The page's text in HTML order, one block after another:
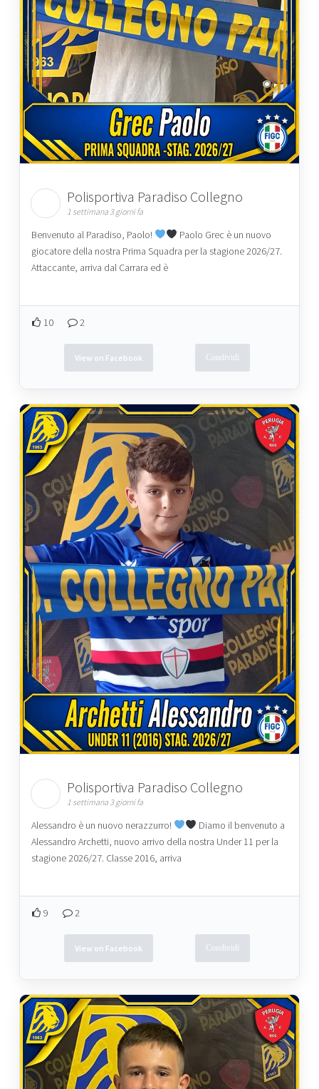
Polisportiva Paradiso Collegno
1 settimana 3 giorni fa
Benvenuto al Paradiso, Paolo!
Paolo Grec è un nuovo
giocatore della nostra Prima Squadra per la stagione 2026/27.
Attaccante, arriva dal Carrara ed è
10 2
View on Facebook Condividi
Polisportiva Paradiso Collegno
1 settimana 3 giorni fa
Alessandro è un nuovo nerazzurro!
Diamo il benvenuto a
Alessandro Archetti, nuovo arrivo della nostra Under 11 per la
stagione 2026/27. Classe 2016, arriva
9 2
View on Facebook Condividi